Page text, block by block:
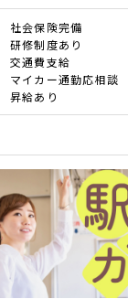
社会保険完備
研修制度あり
交通費支給
マイカー通勤応相談
昇給あり